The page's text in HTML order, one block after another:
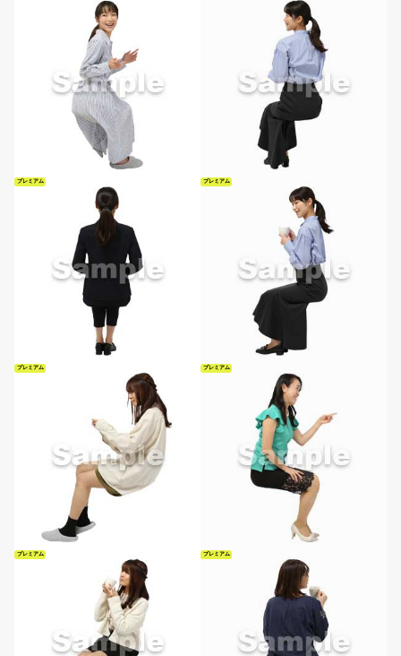
プレミアム プレミアム
プレミアム プレミアム
プレミアム プレミアム